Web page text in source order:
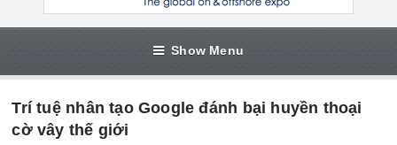
Show Menu
Trí tuệ nhân tạo Google đánh bại huyền thoại
cờ vây thế giới